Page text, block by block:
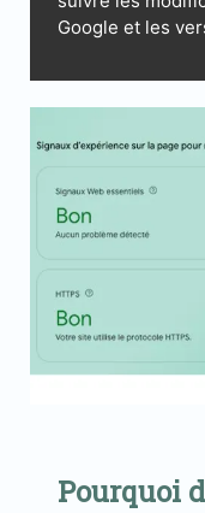
Google et les
Pourquoi